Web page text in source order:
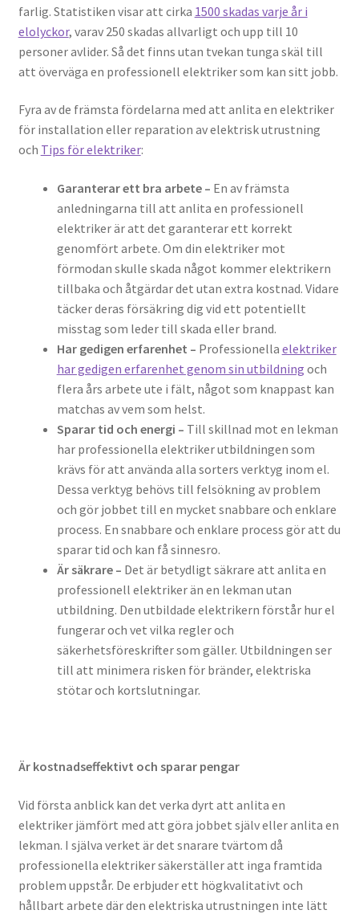
farlig. Statistiken visar att cirka 1500 skadas varje år i
elolyckor, varav 250 skadas allvarligt och upp till 10
personer avlider. Så det finns utan tvekan tunga skäl till
att överväga en professionell elektriker som kan sitt jobb.
Fyra av de främsta fördelarna med att anlita en elektriker
för installation eller reparation av elektrisk utrustning
och Tips för elektriker:
Garanterar ett bra arbete – En av främsta
anledningarna till att anlita en professionell
elektriker är att det garanterar ett korrekt
genomfört arbete. Om din elektriker mot
förmodan skulle skada något kommer elektrikern
tillbaka och åtgärdar det utan extra kostnad. Vidare
täcker deras försäkring dig vid ett potentiellt
misstag som leder till skada eller brand.
Har gedigen erfarenhet – Professionella elektriker
har gedigen erfarenhet genom sin utbildning och
flera års arbete ute i fält, något som knappast kan
matchas av vem som helst.
Sparar tid och energi – Till skillnad mot en lekman
har professionella elektriker utbildningen som
krävs för att använda alla sorters verktyg inom el.
Dessa verktyg behövs till felsökning av problem
och gör jobbet till en mycket snabbare och enklare
process. En snabbare och enklare process gör att du
sparar tid och kan få sinnesro.
Är säkrare – Det är betydligt säkrare att anlita en
professionell elektriker än en lekman utan
utbildning. Den utbildade elektrikern förstår hur el
fungerar och vet vilka regler och
säkerhetsföreskrifter som gäller. Utbildningen ser
till att minimera risken för bränder, elektriska
stötar och kortslutningar.
Är kostnadseffektivt och sparar pengar
Vid första anblick kan det verka dyrt att anlita en
elektriker jämfört med att göra jobbet själv eller anlita en
lekman. I själva verket är det snarare tvärtom då
professionella elektriker säkerställer att inga framtida
problem uppstår. De erbjuder ett högkvalitativt och
hållbart arbete där den elektriska utrustningen inte lätt